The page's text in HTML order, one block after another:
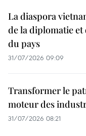
La diaspora
de la diplomatie
du pays
31/07/2026 09:09
Transformer le
moteur des
31/07/2026 08:21